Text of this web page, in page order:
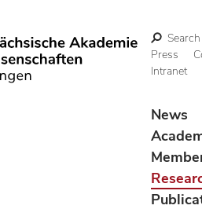
Search
Press
Intranet
News